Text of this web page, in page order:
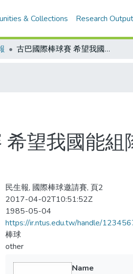
& Collections Research
古巴國際棒球賽 希望我國能組隊參加 即使行程倉促 可在機場落地簽證
望我國能
民生報, 國際棒球邀請賽, 頁2
2017-04-02T10:51:52Z
1985-05-04
https://ir.ntus.edu.tw/handle/
棒球
other
Name